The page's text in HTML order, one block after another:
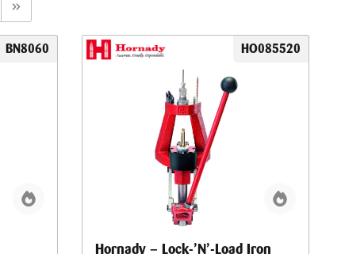
BN8060 HO085520
Hornady – Lock-’N’-Load Iron